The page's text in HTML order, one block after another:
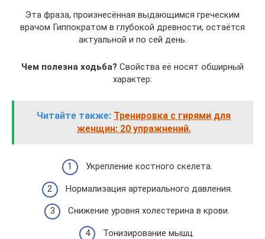
Эта фраза, произнесённая выдающимся греческим
врачом Гиппократом в глубокой древности, остаётся
актуальной и по сей день.
Чем полезна ходьба? Свойства её носят обширный
характер:
Читайте также: Тренировка с гирями для
женщин: 20 упражнений.
Укрепление костного скелета.
Нормализация артериального давления.
Снижение уровня холестерина в крови.
Тонизирование мышц.